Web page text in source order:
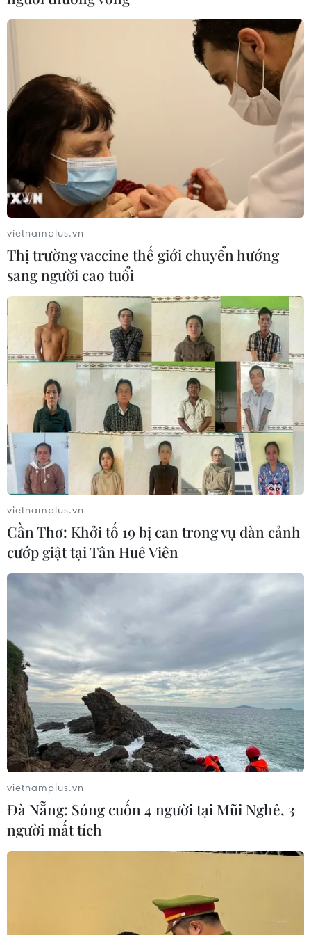
Iceland trước cuộc trưng cầu ý dân
về nối lại đàm phán gia nhập EU
vietnamplus.vn
Thị trường vaccine thế giới chuyển hướng
sang người cao tuổi
vietnamplus.vn
Cần Thơ: Khởi tố 19 bị can trong vụ dàn cảnh
cướp giật tại Tân Huê Viên
vietnamplus.vn
Đà Nẵng: Sóng cuốn 4 người tại Mũi Nghê, 3
người mất tích